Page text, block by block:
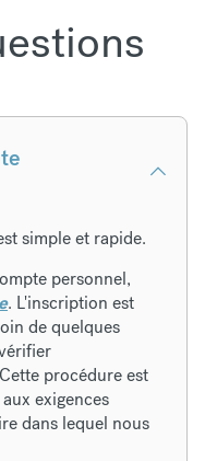
simple et rapide.
personnel,
. L'inscription est
de quelques
procédure est
exigences
dans lequel nous